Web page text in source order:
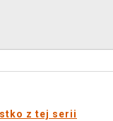
z tej serii